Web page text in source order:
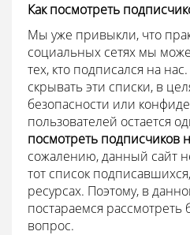
Как посмотреть
Мы уже привыкли, что
социальных сетях мы
тех, кто подписался на
скрывать эти списки, в
безопасности или
пользователей остается
посмотреть подписчиков
сожалению, данный сайт
тот список
ресурсах. Поэтому, в
постараемся рассмотреть
вопрос.